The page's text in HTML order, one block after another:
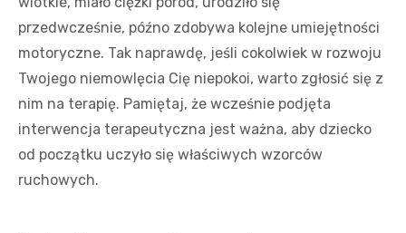
przedwcześnie, późno zdobywa kolejne umiejętności
motoryczne. Tak naprawdę, jeśli cokolwiek w rozwoju
Twojego niemowlęcia Cię niepokoi, warto zgłosić się z
nim na terapię. Pamiętaj, że wcześnie podjęta
interwencja terapeutyczna jest ważna, aby dziecko
od początku uczyło się właściwych wzorców
ruchowych.